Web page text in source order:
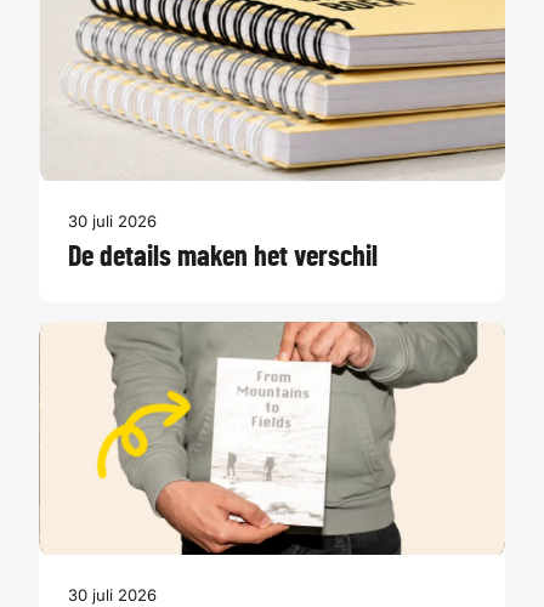
30 juli 2026
De details maken het verschil
30 juli 2026